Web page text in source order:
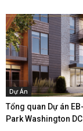
Dự Án
Tổng quan Dự án
Park Washington DC